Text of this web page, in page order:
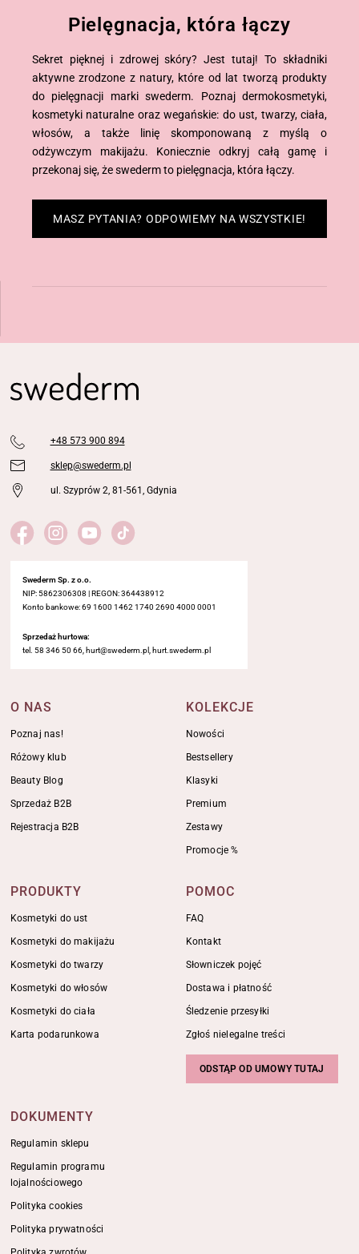
Pielęgnacja, która łączy
Sekret pięknej i zdrowej skóry? Jest tutaj! To składniki
aktywne zrodzone z natury, które od lat tworzą produkty
do pielęgnacji marki swederm. Poznaj dermokosmetyki,
kosmetyki naturalne oraz wegańskie: do ust, twarzy, ciała,
włosów, a także linię skomponowaną z myślą o
odżywczym makijażu. Koniecznie odkryj całą gamę i
przekonaj się, że swederm to pielęgnacja, która łączy.
MASZ PYTANIA? ODPOWIEMY NA WSZYSTKIE!
+48 573 900 894
sklep@swederm.pl
ul. Szyprów 2, 81-561, Gdynia
Swederm Sp. z o.o.
NIP: 5862306308 | REGON: 364438912
Konto bankowe: 69 1600 1462 1740 2690 4000 0001
Sprzedaż hurtowa:
tel. 58 346 50 66, hurt@swederm.pl, hurt.swederm.pl
O NAS
Poznaj nas!
Różowy klub
Beauty Blog
Sprzedaż B2B
Rejestracja B2B
KOLEKCJE
Nowości
Bestsellery
Klasyki
Premium
Zestawy
Promocje %
PRODUKTY
Kosmetyki do ust
Kosmetyki do makijażu
Kosmetyki do twarzy
Kosmetyki do włosów
Kosmetyki do ciała
Karta podarunkowa
POMOC
FAQ
Kontakt
Słowniczek pojęć
Dostawa i płatność
Śledzenie przesyłki
Zgłoś nielegalne treści
ODSTĄP OD UMOWY TUTAJ
DOKUMENTY
Regulamin sklepu
Regulamin programu
lojalnościowego
Polityka cookies
Polityka prywatności